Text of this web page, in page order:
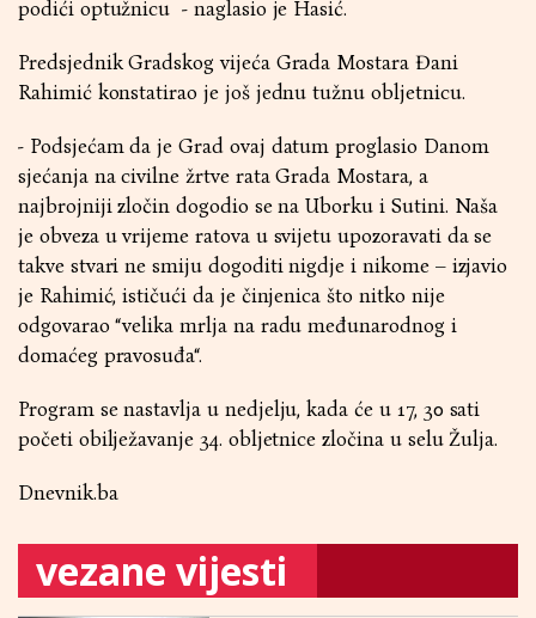
podići optužnicu - naglasio je Hasić.
Predsjednik Gradskog vijeća Grada Mostara Đani
Rahimić konstatirao je još jednu tužnu obljetnicu.
- Podsjećam da je Grad ovaj datum proglasio Danom
sjećanja na civilne žrtve rata Grada Mostara, a
najbrojniji zločin dogodio se na Uborku i Sutini. Naša
je obveza u vrijeme ratova u svijetu upozoravati da se
takve stvari ne smiju dogoditi nigdje i nikome – izjavio
je Rahimić, ističući da je činjenica što nitko nije
odgovarao “velika mrlja na radu međunarodnog i
domaćeg pravosuđa“.
Program se nastavlja u nedjelju, kada će u 17, 30 sati
početi obilježavanje 34. obljetnice zločina u selu Žulja.
Dnevnik.ba
vezane vijesti